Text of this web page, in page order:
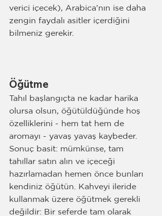
verici içecek), Arabica'nın ise daha
zengin faydalı asitler içerdiğini
bilmeniz gerekir.
Öğütme
Tahıl başlangıçta ne kadar harika
olursa olsun, öğütüldüğünde hoş
özelliklerini - hem tat hem de
aromayı - yavaş yavaş kaybeder.
Sonuç basit: mümkünse, tam
tahıllar satın alın ve içeceği
hazırlamadan hemen önce bunları
kendiniz öğütün. Kahveyi ileride
kullanmak üzere öğütmek gerekli
değildir: Bir seferde tam olarak